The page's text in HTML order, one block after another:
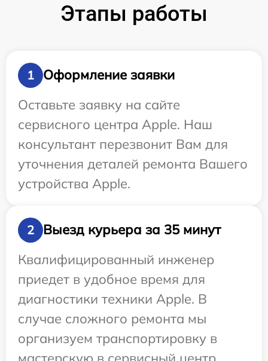
Этапы работы
1
Оформление заявки
Оставьте заявку на сайте
сервисного центра Apple. Наш
консультант перезвонит Вам для
уточнения деталей ремонта Вашего
устройства Apple.
2
Выезд курьера за 35 минут
Квалифицированный инженер
приедет в удобное время для
диагностики техники Apple. В
случае сложного ремонта мы
организуем транспортировку в